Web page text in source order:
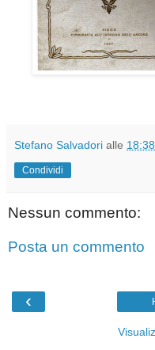
Stefano Salvadori alle 18:38
Condividi
Nessun commento:
Posta un commento
‹